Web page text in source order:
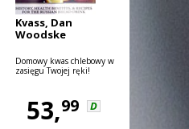
Kvass, Dan
Woodske
Domowy kwas chlebowy w
zasięgu Twojej ręki!
53,99 D